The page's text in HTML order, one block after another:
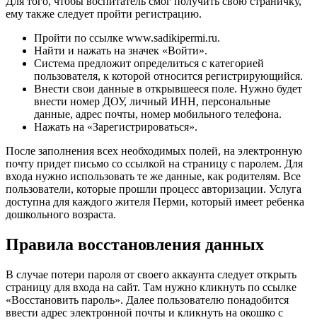
ему также следует пройти регистрацию.
Пройти по ссылке www.sadikipermi.ru.
Найти и нажать на значек «Войти».
Система предложит определиться с категорией
пользователя, к которой относится регистрирующийся.
Внести свои данные в открывшееся поле. Нужно будет
внести номер ДОУ, личный ИНН, персональные
данные, адрес почты, номер мобильного телефона.
Нажать на «Зарегистрироваться».
После заполнения всех необходимых полей, на электронную
почту придет письмо со ссылкой на страницу с паролем. Для
входа нужно использовать те же данные, как родителям. Все
пользователи, которые прошли процесс авторизации. Услуга
доступна для каждого жителя Перми, который имеет ребенка
дошкольного возраста.
Правила восстановления данных
В случае потери пароля от своего аккаунта следует открыть
страницу для входа на сайт. Там нужно кликнуть по ссылке
«Восстановить пароль». Далее пользователю понадобится
ввести адрес электронной почты и кликнуть на окошко с